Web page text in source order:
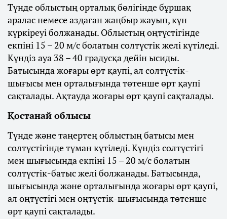
Түнде облыстың орталық бөлігінде бұршақ
аралас немесе аздаған жаңбыр жауып, күн
күркіреуі болжанады. Облыстың оңтүстігінде
екпіні 15 – 20 м/с болатын солтүстік желі күтіледі.
Күндіз ауа 38 – 40 градусқа дейін ысиды.
Батысында жоғары өрт қаупі, ал солтүстік-
шығысы мен орталығында төтенше өрт қаупі
сақталады. Ақтауда жоғары өрт қаупі сақталады.
Қостанай облысы
Түнде және таңертең облыстың батысы мен
солтүстігінде тұман күтіледі. Күндіз солтүстігі
мен шығысында екпіні 15 – 20 м/с болатын
солтүстік-батыс желі болжанады. Батысында,
шығысында және орталығында жоғары өрт қаупі,
ал оңтүстігі мен оңтүстік-шығысында төтенше
өрт қаупі сақталады.